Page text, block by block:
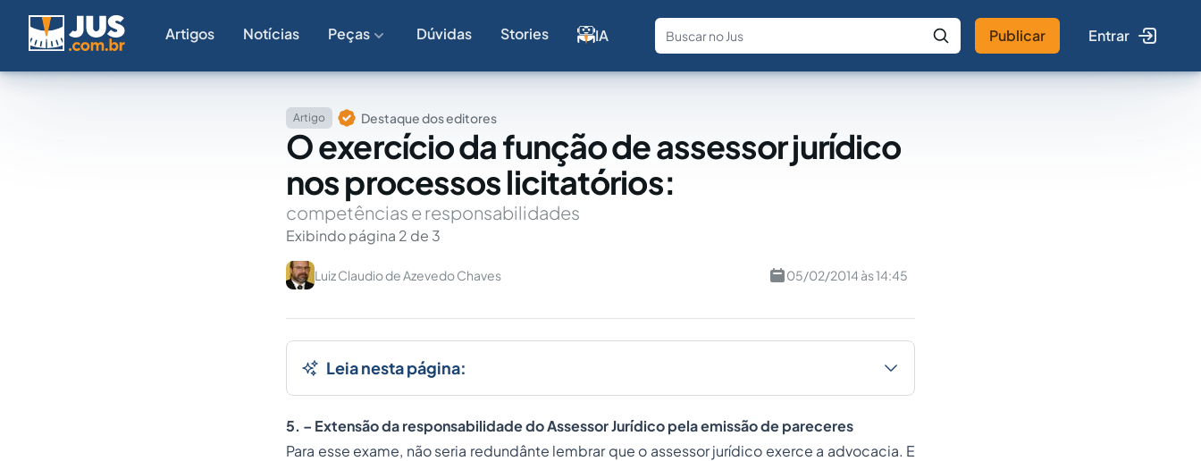
Artigos Notícias Peças Dúvidas Stories IA
Fale com a IA Buscar no Jus
Publicar Entrar
Artigo Destaque dos editores
O exercício da função de assessor jurídico
nos processos licitatórios:
competências e responsabilidades
Exibindo página 2 de 3
Luiz Claudio de Azevedo Chaves 05/02/2014 às 14:45
Leia nesta página:
5. – Extensão da responsabilidade do Assessor Jurídico pela emissão de pareceres
Para esse exame, não seria redundânte lembrar que o assessor jurídico exerce a advocacia. E